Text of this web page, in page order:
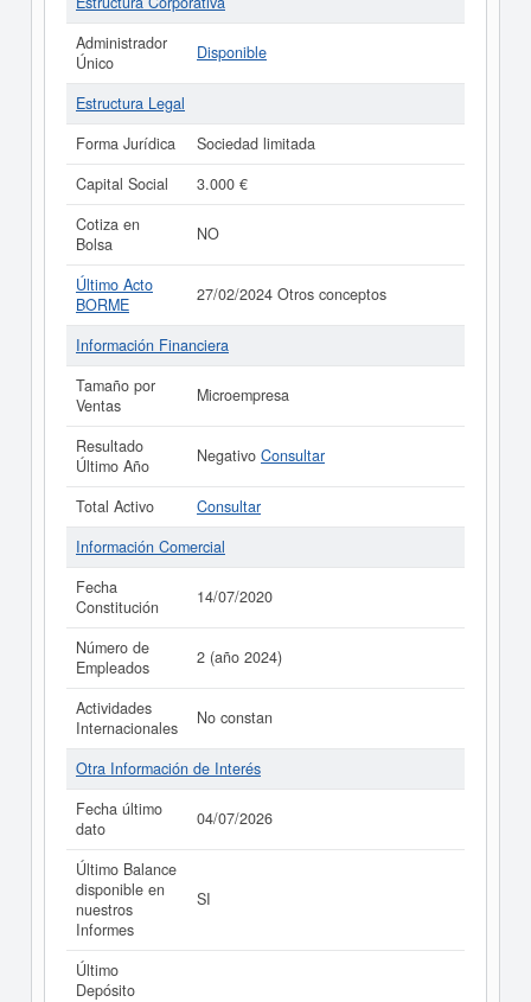
Administrador
Único
Disponible
Estructura Legal
Forma Jurídica
Sociedad limitada
Capital Social
3.000 €
Cotiza en
Bolsa
NO
Último Acto
BORME
27/02/2024 Otros conceptos
Información Financiera
Tamaño por
Ventas
Microempresa
Resultado
Último Año
Negativo Consultar
Total Activo
Consultar
Información Comercial
Fecha
Constitución
14/07/2020
Número de
Empleados
2 (año 2024)
Actividades
Internacionales
No constan
Otra Información de Interés
Fecha último
dato
04/07/2026
Último Balance
disponible en
nuestros
Informes
SI
Último
Depósito